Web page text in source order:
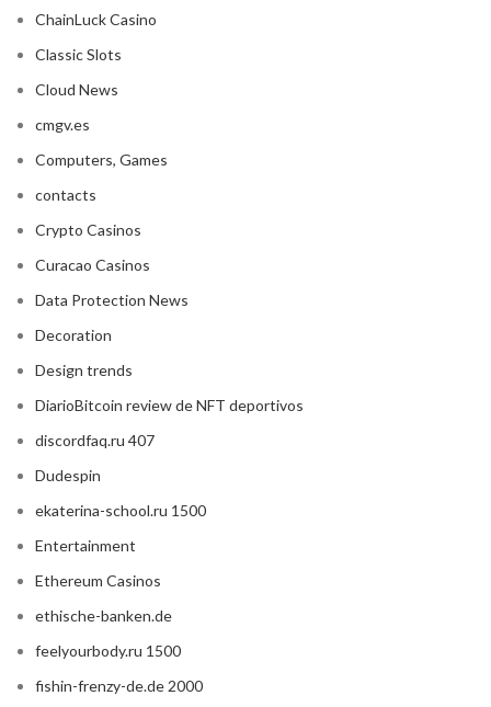
ChainLuck Casino
Classic Slots
Cloud News
cmgv.es
Computers, Games
contacts
Crypto Casinos
Curacao Casinos
Data Protection News
Decoration
Design trends
DiarioBitcoin review de NFT deportivos
discordfaq.ru 407
Dudespin
ekaterina-school.ru 1500
Entertainment
Ethereum Casinos
ethische-banken.de
feelyourbody.ru 1500
fishin-frenzy-de.de 2000